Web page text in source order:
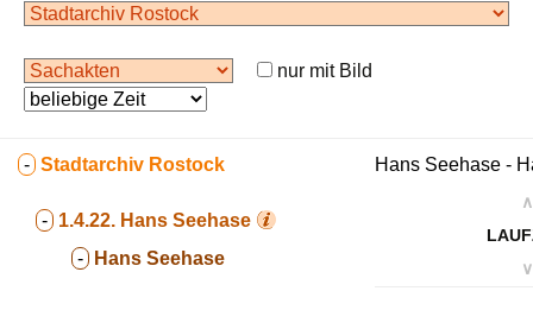
nur mit Bild
- Stadtarchiv Rostock
- 1.4.22. Hans Seehase
- Hans Seehase
Hans Seehase -
∧
∨